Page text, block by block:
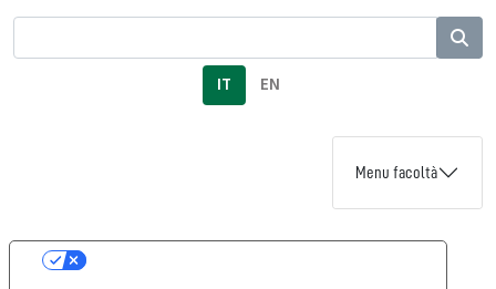
IT EN
Menu facoltà
Le tue preferenze relative alla privacy